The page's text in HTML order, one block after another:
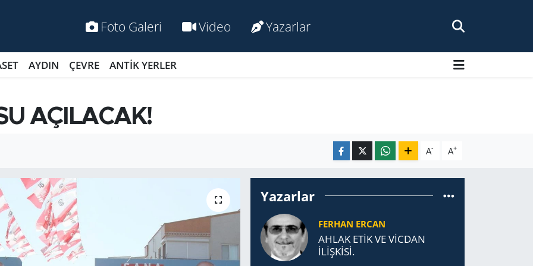
Foto Galeri Video Yazarlar
AYDIN ÇEVRE ANTİK YERLER
AÇILACAK!
A- A+
Yazarlar
FERHAN ERCAN
AHLAK ETİK VE VİCDAN
İLİŞKİSİ.